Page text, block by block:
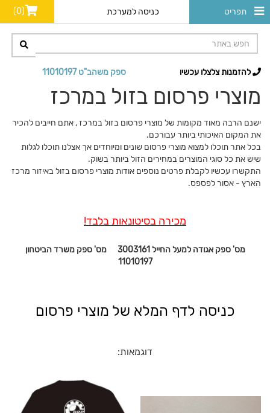
תפריט כניסה למערכת (0)
ספק משהב"ט 11010197 להזמנות צלצלו עכשיו
מוצרי פרסום בזול במרכז
ישנם הרבה מאוד מקומות של מוצרי פרסום בזול במרכז , אתם חייבים להכיר
את המקום האיכותי ביותר עבורכם.
בכל אתר תוכלו למצוא מוצרי פרסום שונים ומיוחדים אך אצלנו תוכלו לגלות
שיש את כל סוגי המוצרים במחירים הזול ביותר בשוק.
התקשרו עכשיו לקבלת פרטים נוספים אודות מוצרי פרסום בזול באיזור מרכז
הארץ - אסור לפספס.
מכירה בסיטונאות בלבד!
מס' ספק אגודה למעל החייל 3003161 מס' ספק משרד הביטחון
11010197
כניסה לדף המלא של מוצרי פרסום
דוגמאות: